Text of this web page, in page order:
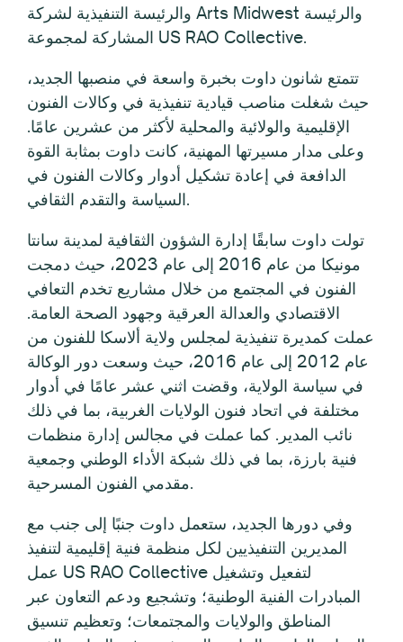
والرئيسة التنفيذية لشركة Arts Midwest والرئيسة
المشاركة لمجموعة US RAO Collective.
تتمتع شانون داوت بخبرة واسعة في منصبها الجديد،
حيث شغلت مناصب قيادية تنفيذية في وكالات الفنون
الإقليمية والولائية والمحلية لأكثر من عشرين عامًا.
وعلى مدار مسيرتها المهنية، كانت داوت بمثابة القوة
الدافعة في إعادة تشكيل أدوار وكالات الفنون في
السياسة والتقدم الثقافي.
تولت داوت سابقًا إدارة الشؤون الثقافية لمدينة سانتا
مونيكا من عام 2016 إلى عام 2023، حيث دمجت
الفنون في المجتمع من خلال مشاريع تخدم التعافي
الاقتصادي والعدالة العرقية وجهود الصحة العامة.
عملت كمديرة تنفيذية لمجلس ولاية ألاسكا للفنون من
عام 2012 إلى عام 2016، حيث وسعت دور الوكالة
في سياسة الولاية، وقضت اثني عشر عامًا في أدوار
مختلفة في اتحاد فنون الولايات الغربية، بما في ذلك
نائب المدير. كما عملت في مجالس إدارة منظمات
فنية بارزة، بما في ذلك شبكة الأداء الوطني وجمعية
مقدمي الفنون المسرحية.
وفي دورها الجديد، ستعمل داوت جنبًا إلى جنب مع
المديرين التنفيذيين لكل منظمة فنية إقليمية لتنفيذ
عمل US RAO Collective لتفعيل وتشغيل
المبادرات الفنية الوطنية؛ وتشجيع ودعم التعاون عبر
المناطق والولايات والمجتمعات؛ وتعظيم تنسيق